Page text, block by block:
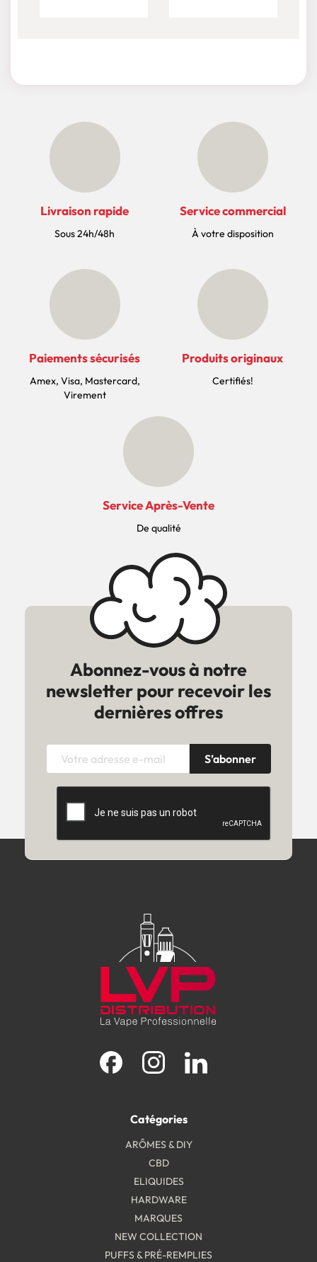
Livraison rapide
Sous 24h/48h
Service commercial
À votre disposition
Paiements sécurisés
Amex, Visa, Mastercard,
Virement
Produits originaux
Certifiés!
Service Après-Vente
De qualité
Abonnez-vous à notre
newsletter pour recevoir les
dernières offres
Catégories
ARÔMES & DIY
CBD
ELIQUIDES
HARDWARE
MARQUES
NEW COLLECTION
PUFFS & PRÉ-REMPLIES
Facebook Instagram